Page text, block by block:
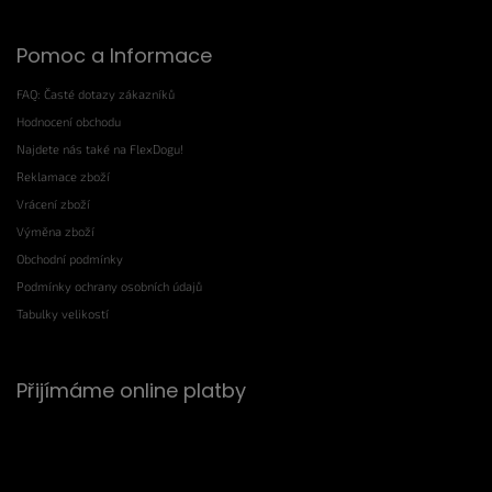
Pomoc a Informace
FAQ: Časté dotazy zákazníků
Hodnocení obchodu
Najdete nás také na FlexDogu!
Reklamace zboží
Vrácení zboží
Výměna zboží
Obchodní podmínky
Podmínky ochrany osobních údajů
Tabulky velikostí
Přijímáme online platby